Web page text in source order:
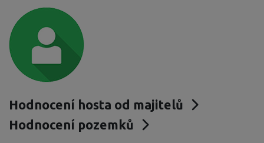
Hodnocení hosta od majitelů
Hodnocení pozemků